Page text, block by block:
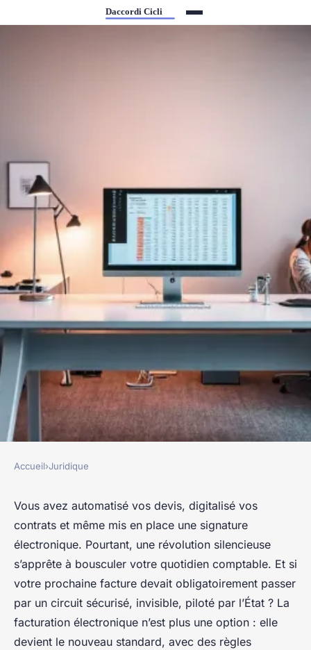
Guide complet pour la
facturation électronique
efficace en entreprise
Léopoldine•24/06/2026 08:20•9 min de lecture
Accueil›Juridique
Vous avez automatisé vos devis, digitalisé vos
contrats et même mis en place une signature
électronique. Pourtant, une révolution silencieuse
s’apprête à bousculer votre quotidien comptable. Et si
votre prochaine facture devait obligatoirement passer
par un circuit sécurisé, invisible, piloté par l’État ? La
facturation électronique n’est plus une option : elle
devient le nouveau standard, avec des règles